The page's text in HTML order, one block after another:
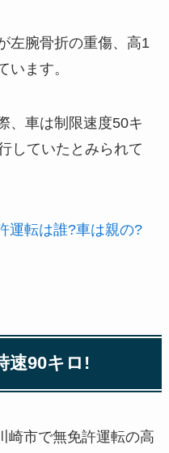
左腕骨折の重傷、高1
います。
、車は制限速度50キ
していたとみられて
運転は誰?車は親の?
速90キロ!
崎市で無免許運転の高